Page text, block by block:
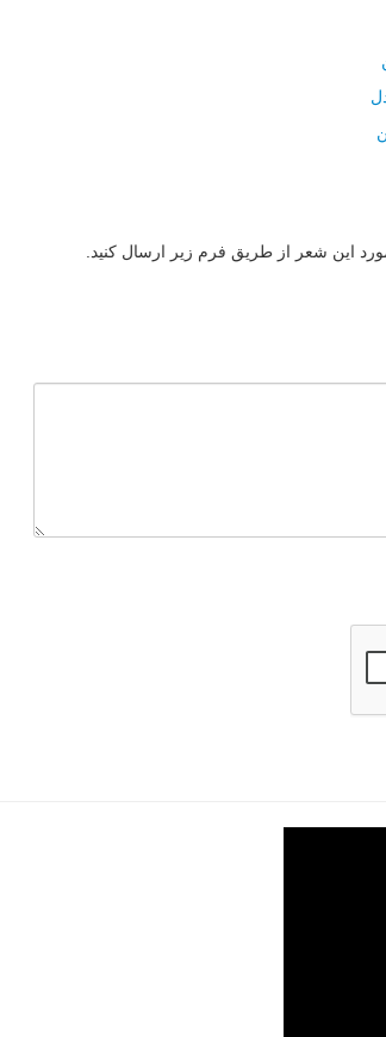
این شعر از طریق فرم زیر ارسال کنید.